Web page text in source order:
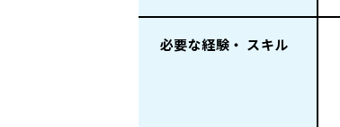
必要な経験・ スキル